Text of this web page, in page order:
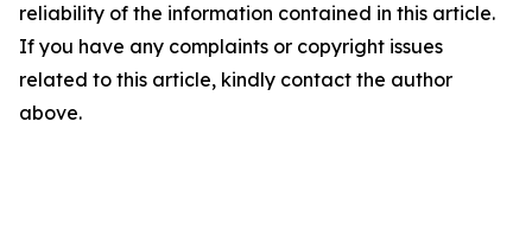
reliability of the information contained in this article.
If you have any complaints or copyright issues
related to this article, kindly contact the author
above.